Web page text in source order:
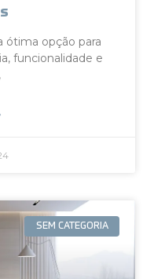
ótima opção para
funcionalidade e
SEM CATEGORIA